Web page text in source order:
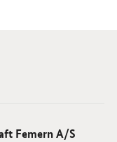
Femern A/S